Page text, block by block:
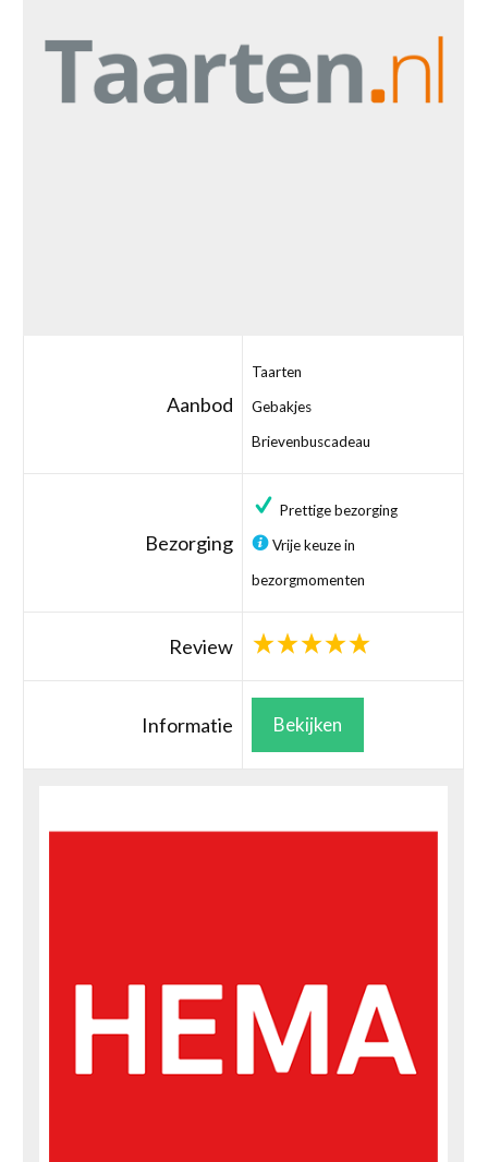
Aanbod
Taarten
Gebakjes
Brievenbuscadeau
Bezorging
Prettige bezorging
Vrije keuze in
bezorgmomenten
Review
Informatie Bekijken